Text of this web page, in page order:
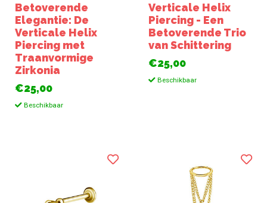
Betoverende
Elegantie: De
Verticale Helix
Piercing met
Traanvormige
Zirkonia
€25,00
Beschikbaar
Verticale Helix
Piercing - Een
Betoverende Trio
van Schittering
€25,00
Beschikbaar